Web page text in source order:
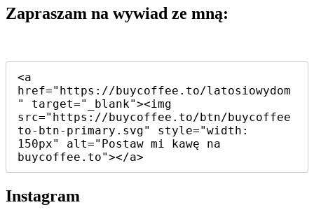
Zapraszam na wywiad ze mną:
<a
href="https://buycoffee.to/latosiowydom
" target="_blank"><img
src="https://buycoffee.to/btn/buycoffee
to-btn-primary.svg" style="width:
150px" alt="Postaw mi kawę na
buycoffee.to"></a>
Instagram